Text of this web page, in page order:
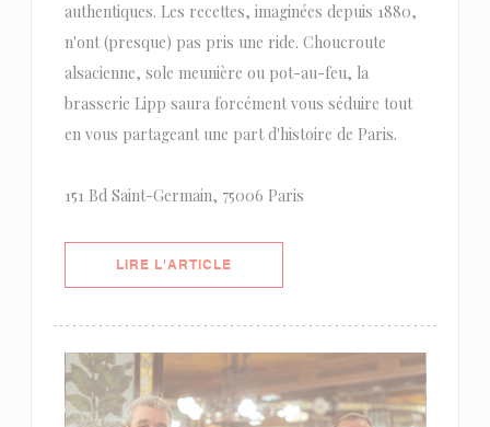
authentiques. Les recettes, imaginées depuis 1880,
n'ont (presque) pas pris une ride. Choucroute
alsacienne, sole meunière ou pot-au-feu, la
brasserie Lipp saura forcément vous séduire tout
en vous partageant une part d'histoire de Paris.
151 Bd Saint-Germain, 75006 Paris
LIRE L'ARTICLE((OUVRE UNE NOUVELLE